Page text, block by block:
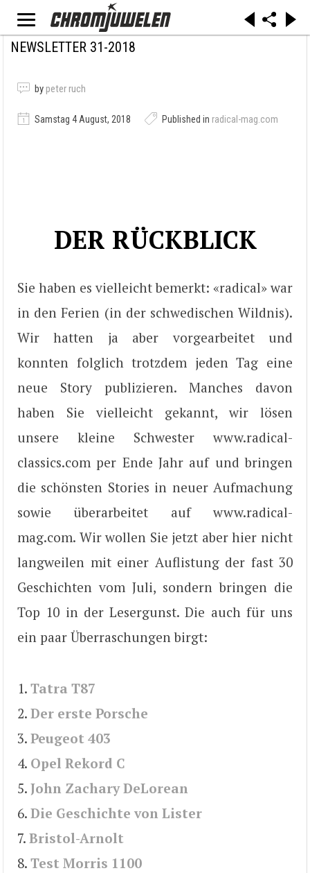
NEWSLETTER 31-2018
by peter ruch
Samstag 4 August, 2018 Published in radical-mag.com
DER RÜCKBLICK
Sie haben es vielleicht bemerkt: «radical» war
in den Ferien (in der schwedischen Wildnis).
Wir hatten ja aber vorgearbeitet und
konnten folglich trotzdem jeden Tag eine
neue Story publizieren. Manches davon
haben Sie vielleicht gekannt, wir lösen
unsere kleine Schwester www.radical-
classics.com per Ende Jahr auf und bringen
die schönsten Stories in neuer Aufmachung
sowie überarbeitet auf www.radical-
mag.com. Wir wollen Sie jetzt aber hier nicht
langweilen mit einer Auflistung der fast 30
Geschichten vom Juli, sondern bringen die
Top 10 in der Lesergunst. Die auch für uns
ein paar Überraschungen birgt:
1. Tatra T87
2. Der erste Porsche
3. Peugeot 403
4. Opel Rekord C
5. John Zachary DeLorean
6. Die Geschichte von Lister
7. Bristol-Arnolt
8. Test Morris 1100